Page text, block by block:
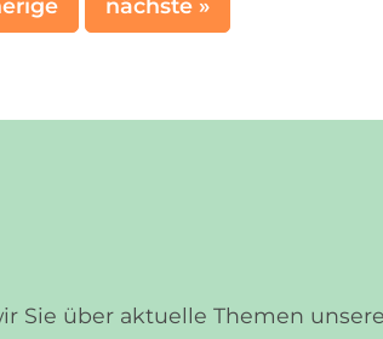
nächste »
Sie über aktuelle Themen